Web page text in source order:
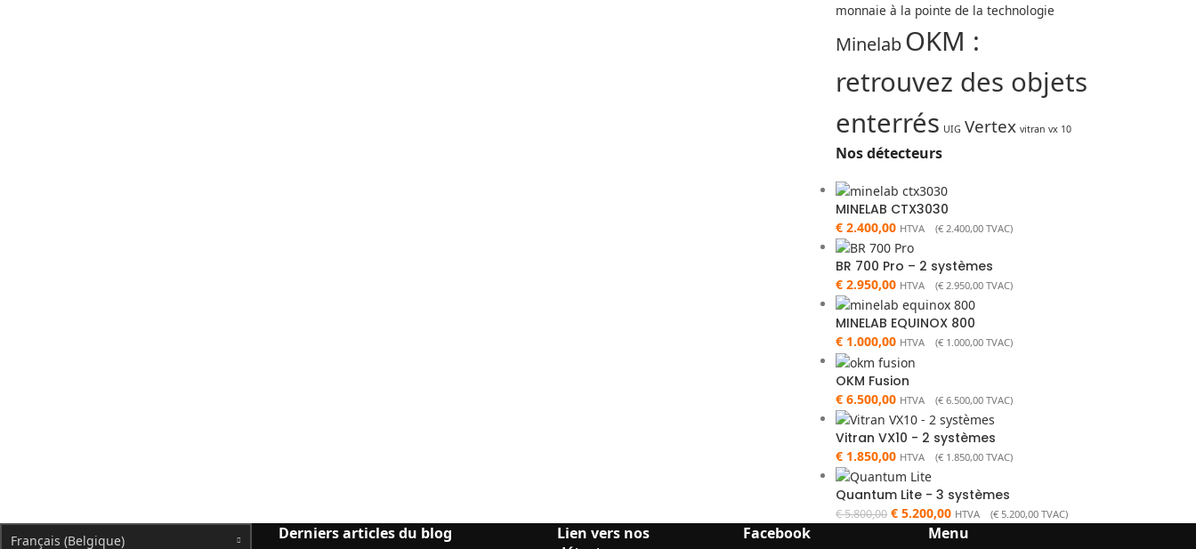
monnaie à la pointe de la technologie
MinelabOKM :
retrouvez des objets
enterrés UIG Vertex vitran vx 10
Nos détecteurs
MINELAB CTX3030
€2.400,00 HTVA (€2.400,00TVAC)
BR 700 Pro – 2 systèmes
€2.950,00 HTVA (€2.950,00TVAC)
MINELAB EQUINOX 800
€1.000,00 HTVA (€1.000,00TVAC)
OKM Fusion
€6.500,00 HTVA (€6.500,00TVAC)
Vitran VX10 - 2 systèmes
€1.850,00 HTVA (€1.850,00TVAC)
Quantum Lite - 3 systèmes
€5.800,00 €5.200,00 HTVA (€5.200,00TVAC)
Français (Belgique) Derniers articles du blog
Lien vers nos
Facebook Menu